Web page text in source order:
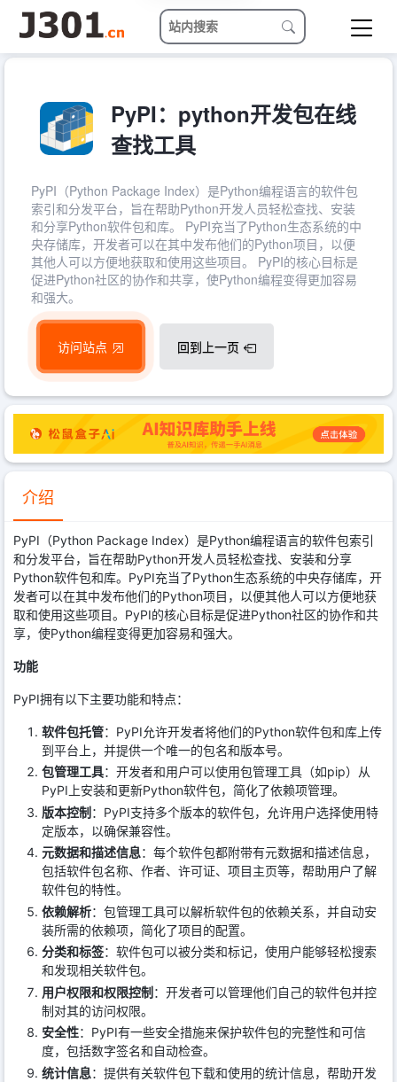
PyPI：python开发包在线
查找工具
PyPI（Python Package Index）是Python编程语言的软件包
索引和分发平台，旨在帮助Python开发人员轻松查找、安装
和分享Python软件包和库。 PyPI充当了Python生态系统的中
央存储库，开发者可以在其中发布他们的Python项目，以便
其他人可以方便地获取和使用这些项目。 PyPI的核心目标是
促进Python社区的协作和共享，使Python编程变得更加容易
和强大。
访问站点 回到上一页
介绍
PyPI（Python Package Index）是Python编程语言的软件包索引
和分发平台，旨在帮助Python开发人员轻松查找、安装和分享
Python软件包和库。PyPI充当了Python生态系统的中央存储库，开
发者可以在其中发布他们的Python项目，以便其他人可以方便地获
取和使用这些项目。PyPI的核心目标是促进Python社区的协作和共
享，使Python编程变得更加容易和强大。
功能
PyPI拥有以下主要功能和特点：
软件包托管：PyPI允许开发者将他们的Python软件包和库上传
到平台上，并提供一个唯一的包名和版本号。
包管理工具：开发者和用户可以使用包管理工具（如pip）从
PyPI上安装和更新Python软件包，简化了依赖项管理。
版本控制 ：PyPI支持多个版本的软件包，允许用户选择使用特
定版本，以确保兼容性。
元数据和描述信息：每个软件包都附带有元数据和描述信息，
包括软件包名称、作者、许可证、项目主页等，帮助用户了解
软件包的特性。
依赖解析：包管理工具可以解析软件包的依赖关系，并自动安
装所需的依赖项，简化了项目的配置。
分类和标签：软件包可以被分类和标记，使用户能够轻松搜索
和发现相关软件包。
用户权限和权限控制 ：开发者可以管理他们自己的软件包并控
制对其的访问权限。
安全性：PyPI有一些安全措施来保护软件包的完整性和可信
度，包括数字签名和自动检查。
统计信息：提供有关软件包下载和使用的统计信息，帮助开发